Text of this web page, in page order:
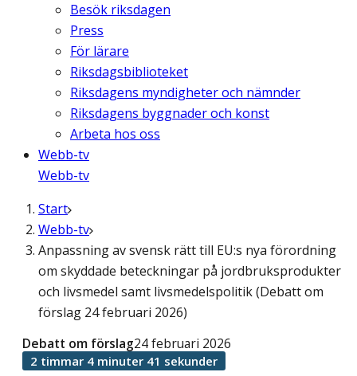
Besök riksdagen
Press
För lärare
Riksdagsbiblioteket
Riksdagens myndigheter och nämnder
Riksdagens byggnader och konst
Arbeta hos oss
Webb-tv
Webb-tv
Start
Webb-tv
Anpassning av svensk rätt till EU:s nya förordning
om skyddade beteckningar på jordbruksprodukter
och livsmedel samt livsmedelspolitik (Debatt om
förslag 24 februari 2026)
Debatt om förslag24 februari 2026
2 timmar 4 minuter 41 sekunder